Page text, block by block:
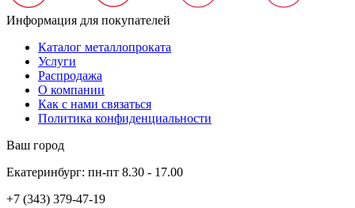
Информация для покупателей
Каталог металлопроката
Услуги
Распродажа
О компании
Как с нами связаться
Политика конфиденциальности
Ваш город
Екатеринбург: пн-пт 8.30 - 17.00
+7 (343) 379-47-19